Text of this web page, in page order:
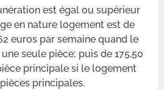
est égal ou supérieur
en nature logement est de
euros par semaine quand le
seule pièce; puis de 175,50
principale si le logement
principales.